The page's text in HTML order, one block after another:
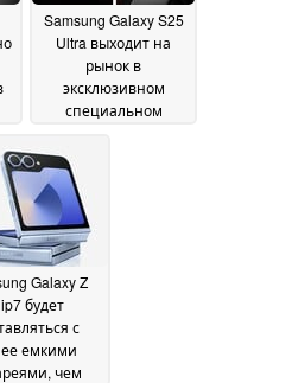
Samsung Galaxy S25
Ultra выходит на
рынок в
эксклюзивном
специальном
Galaxy Z
будет
с
емкими
чем